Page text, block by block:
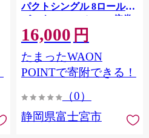
パクトシングル 8ロール×8
パック 64ロール 1.5倍巻
82.5m トイレットペーパー
シングル パルプ100％ 香り
つき 日用品 消耗品 備蓄
16,000 円
たまったWAON
POINTで寄附できる！
（0）
静岡県富士宮市